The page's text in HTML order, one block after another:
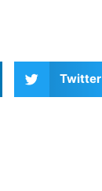
Twitter